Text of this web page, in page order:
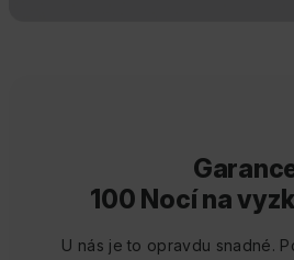
100 Nocí na
U nás je to opravdu snadné.